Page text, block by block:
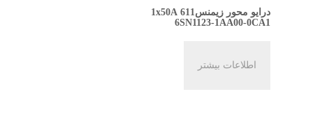
درایو محور زیمنس611 1x50A
6SN1123-1AA00-0CA1
اطلاعات بیشتر